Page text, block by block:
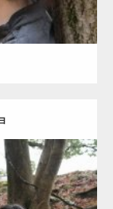
ー素材メンバーが
にてマッスルプ